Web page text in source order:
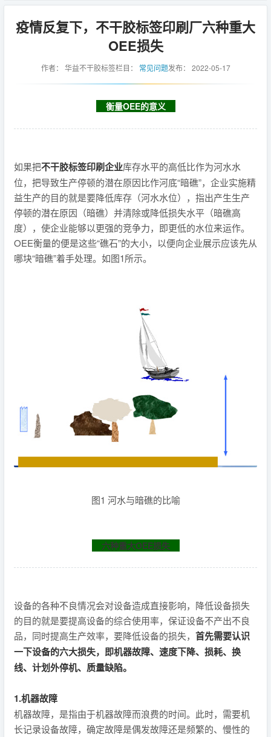
疫情反复下，不干胶标签印刷厂六种重大
OEE损失
作者： 华益不干胶标签栏目： 常见问题发布： 2022-05-17
衡量OEE的意义
如果把不干胶标签印刷企业库存水平的高低比作为河水水
位，把导致生产停顿的潜在原因比作河底“暗礁”，企业实施精
益生产的目的就是要降低库存（河水水位），指出产生生产
停顿的潜在原因（暗礁）并清除或降低损失水平（暗礁高
度），使企业能够以更强的竞争力，即更低的水位来运作。
OEE衡量的便是这些“礁石”的大小，以便向企业展示应该先从
哪块“暗礁”着手处理。如图1所示。
图1 河水与暗礁的比喻
六种重大OEE损失
设备的各种不良情况会对设备造成直接影响，降低设备损失
的目的就是要提高设备的综合使用率，保证设备不产出不良
品，同时提高生产效率，要降低设备的损失， 首先需要认识
一下设备的六大损失，即机器故障、速度下降、损耗、换
线、计划外停机、质量缺陷。
1.机器故障
机器故障，是指由于机器故障而浪费的时间。此时，需要机
长记录设备故障，确定故障是偶发故障还是频繁的、慢性的